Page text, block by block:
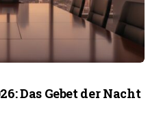
Das Gebet der Nacht